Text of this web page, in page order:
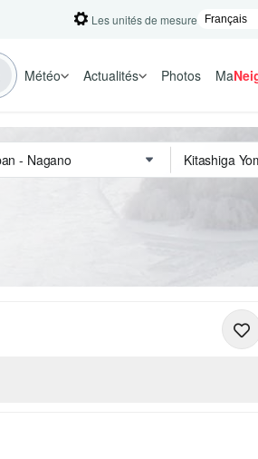
Les unités de mesure
Météo Actualités Photos Ma